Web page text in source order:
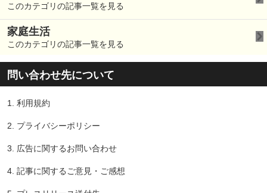
このカテゴリの記事一覧を見る
家庭生活
このカテゴリの記事一覧を見る
問い合わせ先について
1. 利用規約
2. プライバシーポリシー
3. 広告に関するお問い合わせ
4. 記事に関するご意見・ご感想